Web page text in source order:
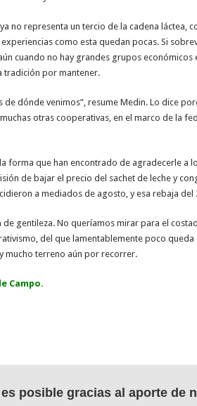
no representa un tercio de la cadena láctea,
como esta quedan pocas. Si
cuando no hay grandes grupos
tradición por mantener.
de dónde venimos”, resume Medin. Lo dice
otras cooperativas, en el marco de la
forma que han encontrado de agradecerle a
de bajar el precio del sachet de leche y
a mediados de agosto, y esa rebaja del
de gentileza. No queríamos mirar para el
del que lamentablemente poco
mucho terreno aún por recorrer.
Campo.
posible gracias al aporte de